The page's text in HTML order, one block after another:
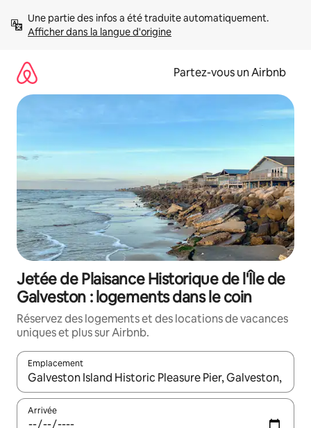
directement
Afficher dans la langue d'origine
Partez-vous un Airbnb
Jetée de Plaisance Historique de l'Île de
Galveston : logements dans le coin
Réservez des logements et des locations de vacances
uniques et plus sur Airbnb.
Emplacement
Quand les résultats sont affichés, parcourez-les en utilisant
Arrivée